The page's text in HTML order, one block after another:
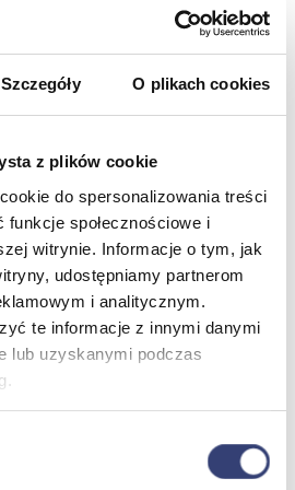
Szczegóły O plikach cookies
z plików cookie
do spersonalizowania treści
funkcje społecznościowe i
witrynie. Informacje o tym, jak
udostępniamy partnerom
i analitycznym.
te informacje z innymi danymi
lub uzyskanymi podczas